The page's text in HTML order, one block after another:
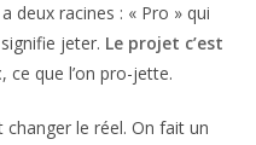
deux racines : « Pro » qui
jeter. Le projet c’est
, ce que l’on pro-jette.
le réel. On fait un